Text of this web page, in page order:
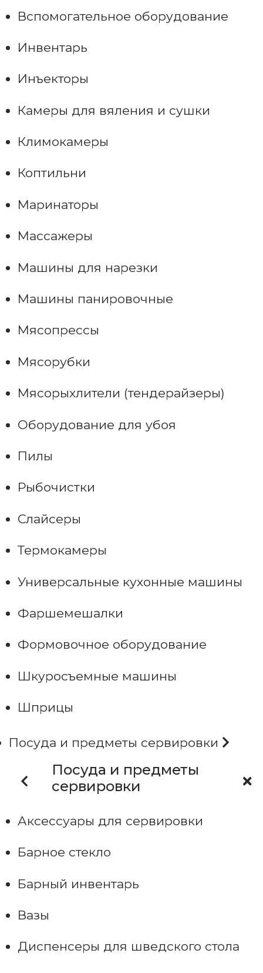
Вспомогательное оборудование
Инвентарь
Инъекторы
Камеры для вяления и сушки
Климокамеры
Коптильни
Маринаторы
Массажеры
Машины для нарезки
Машины панировочные
Мясопрессы
Мясорубки
Мясорыхлители (тендерайзеры)
Оборудование для убоя
Пилы
Рыбочистки
Слайсеры
Термокамеры
Универсальные кухонные машины
Фаршемешалки
Формовочное оборудование
Шкуросъемные машины
Шприцы
Посуда и предметы сервировки
Посуда и предметы
сервировки
Аксессуары для сервировки
Барное стекло
Барный инвентарь
Вазы
Диспенсеры для шведского стола